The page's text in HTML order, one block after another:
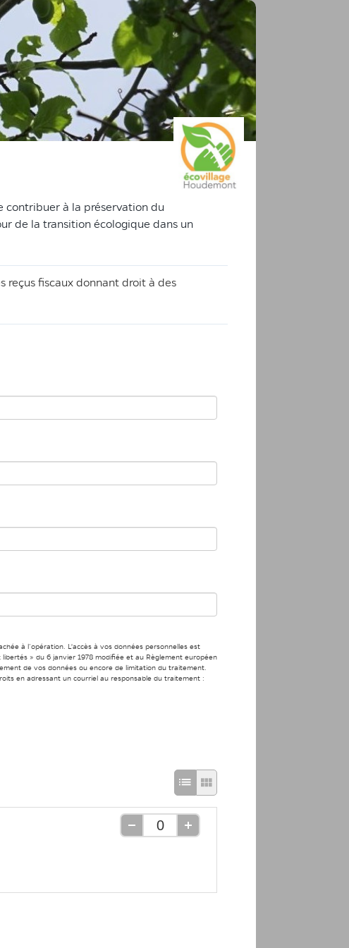
contribuer à la préservation du
de la transition écologique dans un
reçus fiscaux donnant droit à des
à l’opération. L'accès à vos données personnelles est
» du 6 janvier 1978 modifiée et au Règlement européen
de vos données ou encore de limitation du traitement.
en adressant un courriel au responsable du traitement :
Passage
en
mode
Passage
en
Retirer
Ajouter